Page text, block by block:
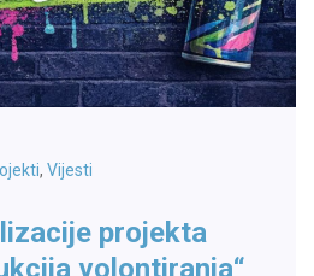
, Vijesti
projekta
volontiranja“